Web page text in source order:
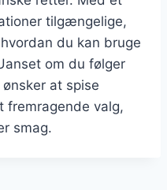
tilgængelige,
du kan bruge
om du følger
at spise
fremragende valg,
smag.